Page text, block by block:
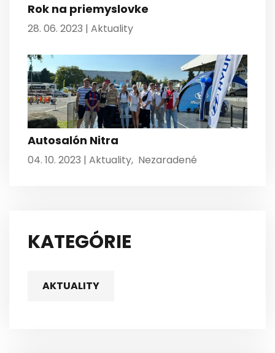
Rok na priemyslovke
28. 06. 2023 | Aktuality
Autosalón Nitra
04. 10. 2023 | Aktuality, Nezaradené
KATEGÓRIE
AKTUALITY